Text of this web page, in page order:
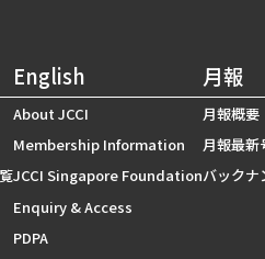
English
About JCCI
Membership Information
JCCI Singapore Foundation
Enquiry & Access
PDPA
月報
月報概要
月報最新
バックナ